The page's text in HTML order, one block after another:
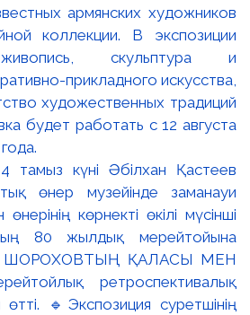
армянских художников
коллекции. В экспозиции
скульптура и
прикладного искусства,
художественных традиций
будет работать с 12 августа